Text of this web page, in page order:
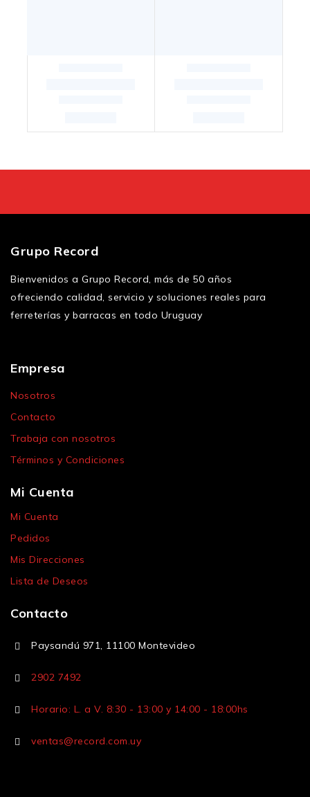
Grupo Record
Bienvenidos a Grupo Record, más de 50 años
ofreciendo calidad, servicio y soluciones reales para
ferreterías y barracas en todo Uruguay
Empresa
Nosotros
Contacto
Trabaja con nosotros
Términos y Condiciones
Mi Cuenta
Mi Cuenta
Pedidos
Mis Direcciones
Lista de Deseos
Contacto
Paysandú 971, 11100 Montevideo
2902 7492
Horario: L. a V. 8:30 - 13:00 y 14:00 - 18:00hs
ventas@record.com.uy